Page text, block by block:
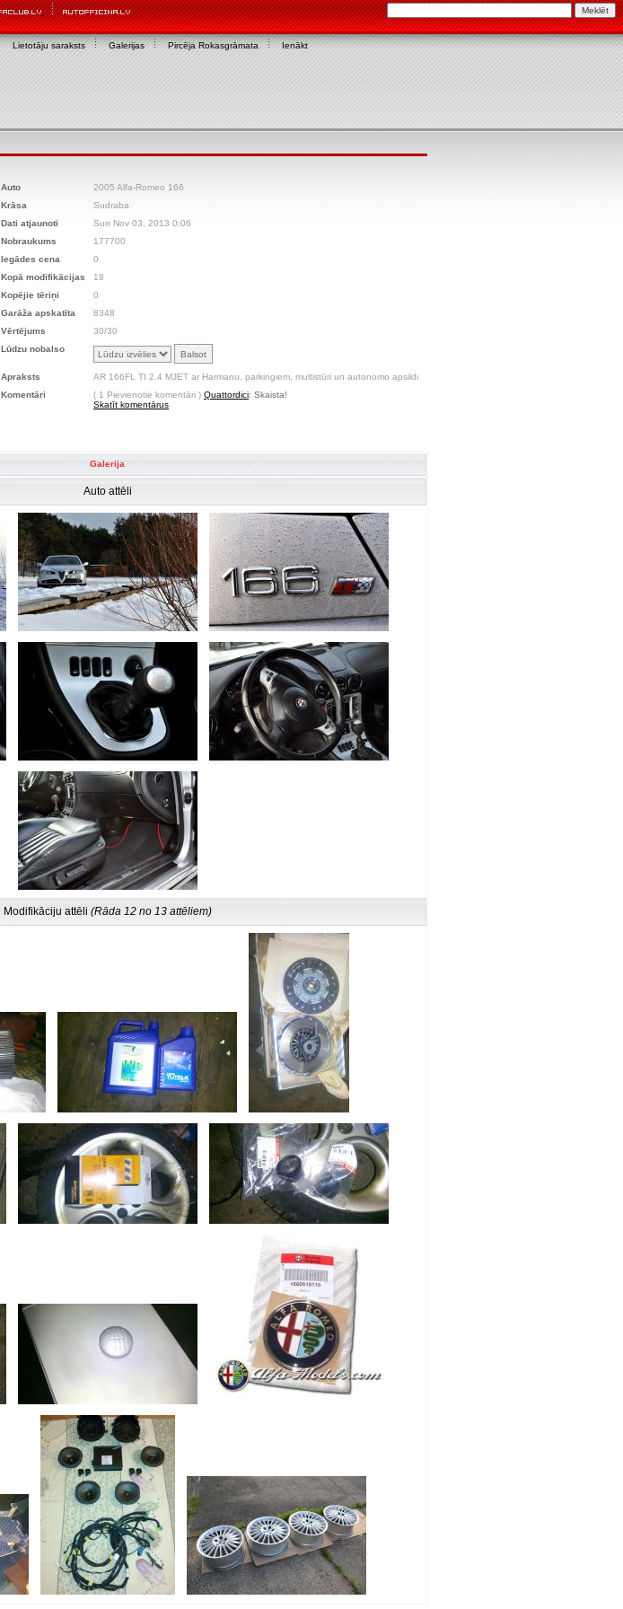
Lietotāju saraksts Galerijas Pircēja Rokasgrāmata Ienākt
Auto
2005 Alfa-Romeo 166
Krāsa
Sudraba
Dati atjaunoti
Sun Nov 03, 2013 0:06
Nobraukums
177700
Iegādes cena
0
Kopā modifikācijas
18
Kopējie tēriņi
0
Garāža apskatīta
8348
Vērtējums
30/30
Lūdzu nobalso
Apraksts
AR 166FL TI 2.4 MJET ar Harmanu, parkingiem, multistūri un autonomo apsildi
Komentāri
( 1 Pievienotie komentāri ) Quattordici: Skaista!
Skatīt komentārus
Galerija
Auto attēli
Modifikāciju attēli (Rāda 12 no 13 attēliem)